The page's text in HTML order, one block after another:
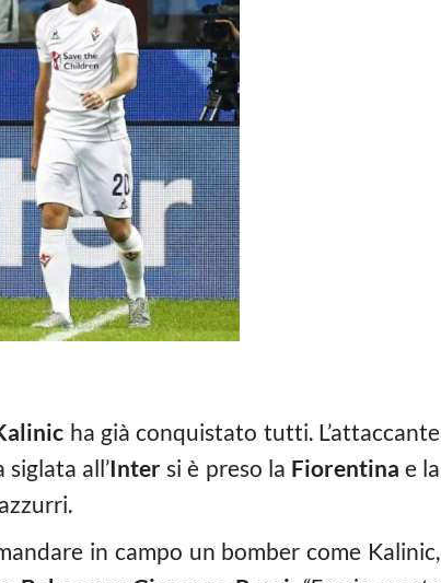
ha già conquistato tutti. L’attaccante
all’Inter si è preso la Fiorentina e la
in campo un bomber come Kalinic,